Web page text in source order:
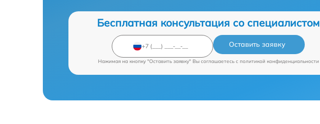
Бесплатная консультация со специалистом
Оставить заявку
Нажимая на кнопку "Оставить заявку" Вы соглашаетесь c политикой конфиденциальности